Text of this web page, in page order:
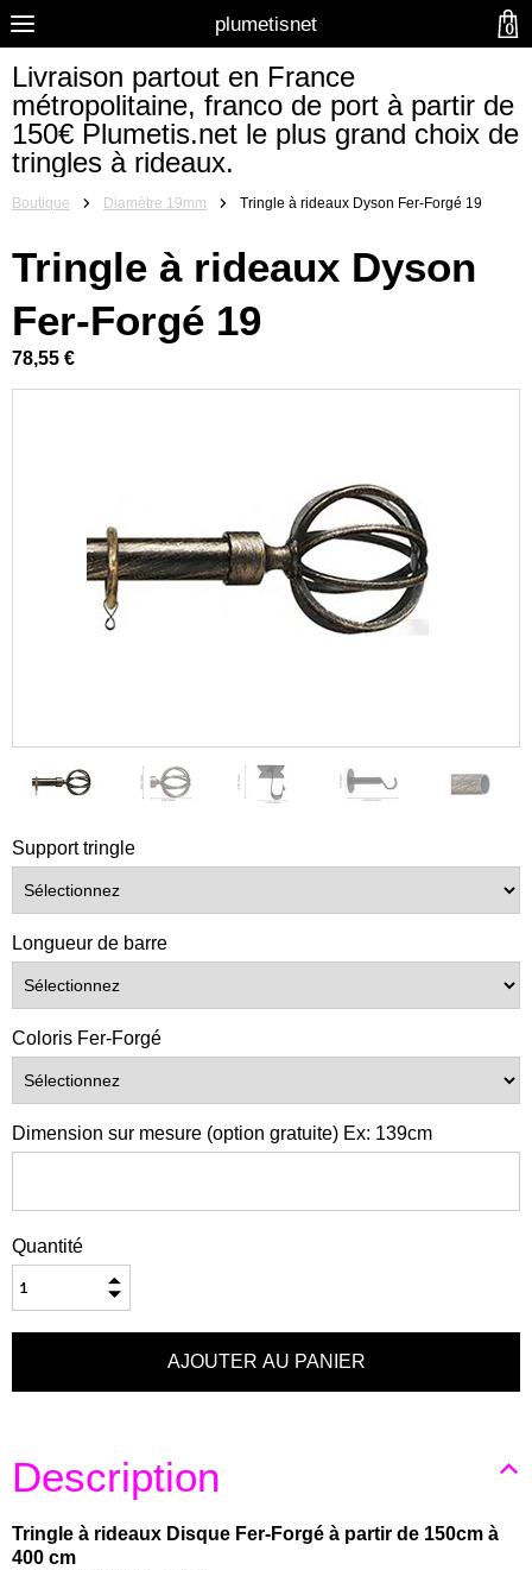
plumetisnet
Livraison partout en France
métropolitaine, franco de port à partir de
150€ Plumetis.net le plus grand choix de
tringles à rideaux.
Boutique Diamètre 19mm Tringle à rideaux Dyson Fer-Forgé 19
Tringle à rideaux Dyson
Fer-Forgé 19
78,55 €
Support tringle
Longueur de barre
Coloris Fer-Forgé
Dimension sur mesure (option gratuite) Ex: 139cm
Quantité
Description
Tringle à rideaux Disque Fer-Forgé à partir de 150cm à
400 cm
0